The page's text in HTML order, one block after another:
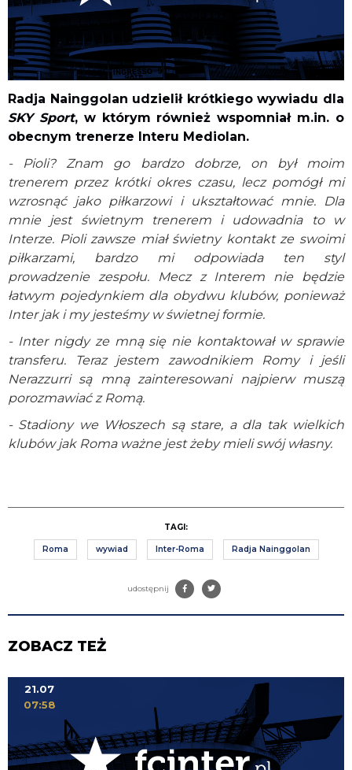
Radja Nainggolan udzielił krótkiego wywiadu dla
SKY Sport, w którym również wspomniał m.in. o
obecnym trenerze Interu Mediolan.
- Pioli? Znam go bardzo dobrze, on był moim
trenerem przez krótki okres czasu, lecz pomógł mi
wzrosnąć jako piłkarzowi i ukształtować mnie. Dla
mnie jest świetnym trenerem i udowadnia to w
Interze. Pioli zawsze miał świetny kontakt ze swoimi
piłkarzami, bardzo mi odpowiada ten styl
prowadzenie zespołu. Mecz z Interem nie będzie
łatwym pojedynkiem dla obydwu klubów, ponieważ
Inter jak i my jesteśmy w świetnej formie.
- Inter nigdy ze mną się nie kontaktował w sprawie
transferu. Teraz jestem zawodnikiem Romy i jeśli
Nerazzurri są mną zainteresowani najpierw muszą
porozmawiać z Romą.
- Stadiony we Włoszech są stare, a dla tak wielkich
klubów jak Roma ważne jest żeby mieli swój własny.
TAGI:
Roma wywiad Inter-Roma Radja Nainggolan
udostępnij
ZOBACZ TEŻ
21.07
07:58